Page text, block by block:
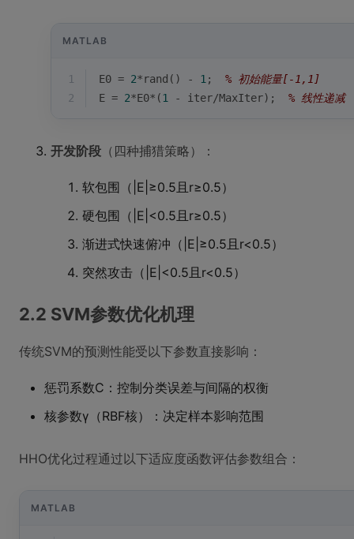
MATLAB
1 E0 = 2*rand () - 1 ; % 初始能量[-1,1]
2
E = 2*E0*(1 - iter/MaxIter); % 线性递减
开发阶段 （四种捕猎策略）：
软包围（|E|≥0.5且r≥0.5）
硬包围（|E|<0.5且r≥0.5）
渐进式快速俯冲（|E|≥0.5且r<0.5）
突然攻击（|E|<0.5且r<0.5）
2.2 SVM参数优化机理
传统SVM的预测性能受以下参数直接影响：
惩罚系数C：控制分类误差与间隔的权衡
核参数γ（RBF核）：决定样本影响范围
HHO优化过程通过以下适应度函数评估参数组合：
MATLAB